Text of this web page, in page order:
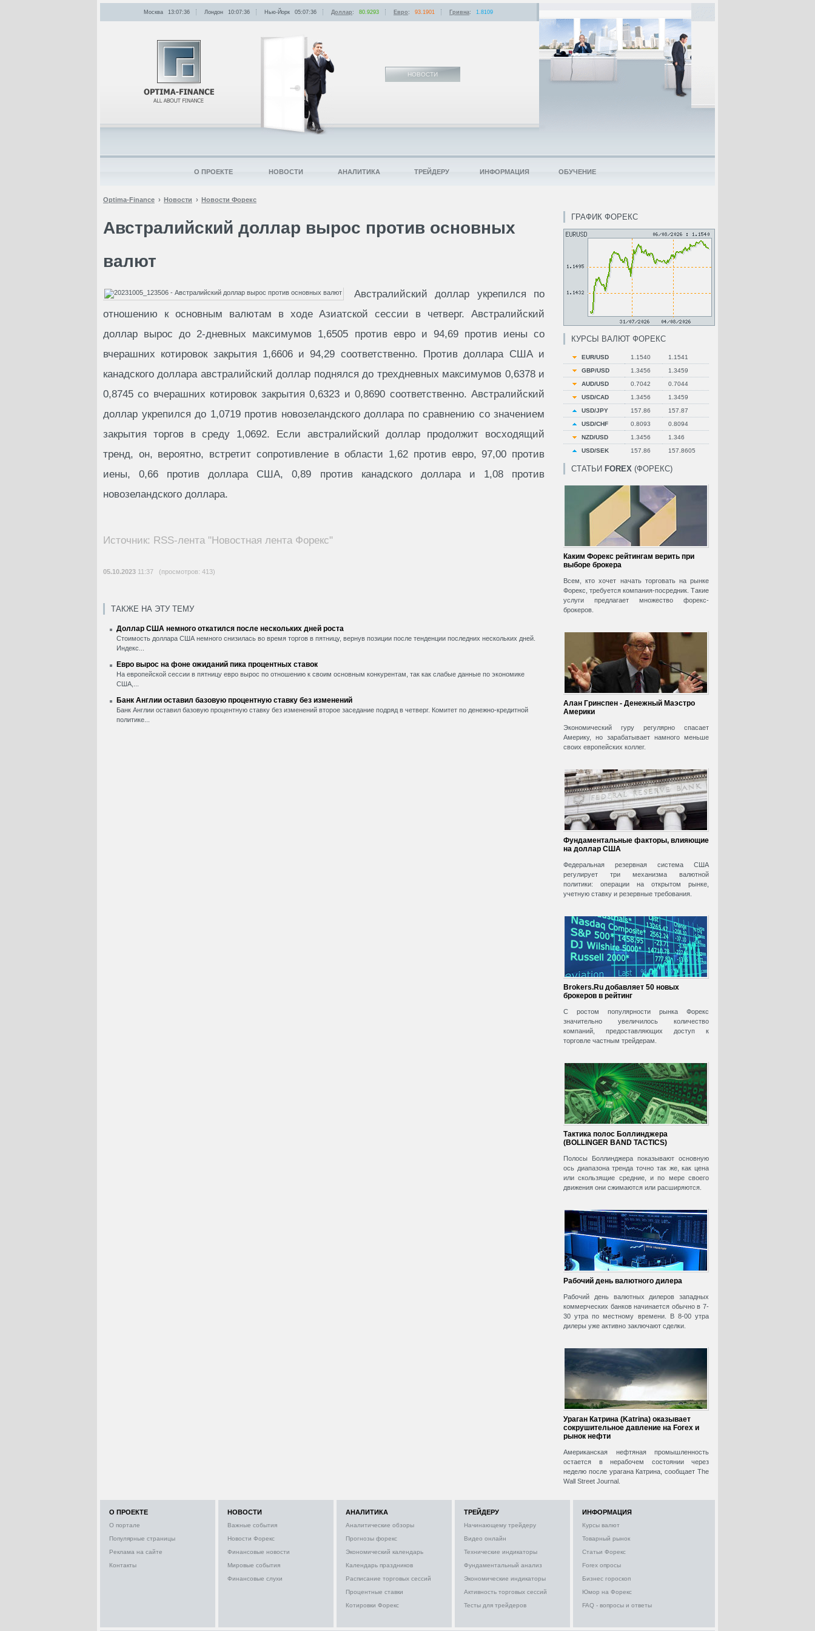
Optima-Finance Новости Новости Форекс
Австралийский доллар вырос против основных
валют
Австралийский доллар укрепился по
отношению к основным валютам в ходе Азиатской сессии в четверг. Австралийский
доллар вырос до 2-дневных максимумов 1,6505 против евро и 94,69 против иены со
вчерашних котировок закрытия 1,6606 и 94,29 соответственно. Против доллара США и
канадского доллара австралийский доллар поднялся до трехдневных максимумов 0,6378 и
0,8745 со вчерашних котировок закрытия 0,6323 и 0,8690 соответственно. Австралийский
доллар укрепился до 1,0719 против новозеландского доллара по сравнению со значением
закрытия торгов в среду 1,0692. Если австралийский доллар продолжит восходящий
тренд, он, вероятно, встретит сопротивление в области 1,62 против евро, 97,00 против
иены, 0,66 против доллара США, 0,89 против канадского доллара и 1,08 против
новозеландского доллара.
Источник: RSS-лента "Новостная лента Форекс"
05.10.2023 11:37 (просмотров: 413)
ТАКЖЕ НА ЭТУ ТЕМУ
Доллар США немного откатился после нескольких дней роста
Стоимость доллара США немного снизилась во время торгов в пятницу, вернув позиции после тенденции последних нескольких дней.
Индекс...
Евро вырос на фоне ожиданий пика процентных ставок
На европейской сессии в пятницу евро вырос по отношению к своим основным конкурентам, так как слабые данные по экономике
США,...
Банк Англии оставил базовую процентную ставку без изменений
Банк Англии оставил базовую процентную ставку без изменений второе заседание подряд в четверг. Комитет по денежно-кредитной
политике...
ГРАФИК ФОРЕКС
КУРСЫ ВАЛЮТ ФОРЕКС
EUR/USD 1.1540
1.1541
GBP/USD
1.3456
1.3459
AUD/USD
0.7042
0.7044
USD/CAD
1.3456
1.3459
USD/JPY
157.86
157.87
USD/CHF
0.8093
0.8094
NZD/USD
1.3456
1.346
USD/SEK
157.86 157.8605
СТАТЬИ FOREX (ФОРЕКС)
Каким Форекс рейтингам верить при
выборе брокера
Всем, кто хочет начать торговать на рынке
Форекс, требуется компания-посредник. Такие
услуги предлагает множество форекс-
брокеров.
Алан Гринспен - Денежный Маэстро
Америки
Экономический гуру регулярно спасает
Америку, но зарабатывает намного меньше
своих европейских коллег.
Фундаментальные факторы, влияющие
на доллар США
Федеральная резервная система США
регулирует три механизма валютной
политики: операции на открытом рынке,
учетную ставку и резервные требования.
Brokers.Ru добавляет 50 новых
брокеров в рейтинг
С ростом популярности рынка Форекс
значительно увеличилось количество
компаний, предоставляющих доступ к
торговле частным трейдерам.
Тактика полос Боллинджера
(BOLLINGER BAND TACTICS)
Полосы Боллинджера показывают основную
ось диапазона тренда точно так же, как цена
или скользящие средние, и по мере своего
движения они сжимаются или расширяются.
Рабочий день валютного дилера
Рабочий день валютных дилеров западных
коммерческих банков начинается обычно в 7-
30 утра по местному времени. В 8-00 утра
дилеры уже активно заключают сделки.
Ураган Катрина (Katrina) оказывает
сокрушительное давление на Forex и
рынок нефти
Американская нефтяная промышленность
остается в нерабочем состоянии через
неделю после урагана Катрина, сообщает The
Wall Street Journal.
НОВОСТИ
Москва 13:07:36 Лондон 10:07:36 Нью-Йорк 05:07:36 Доллар: 80.9293 Евро: 93.1901 Гривна: 1.8109
О ПРОЕКТЕ НОВОСТИ АНАЛИТИКА ТРЕЙДЕРУ ИНФОРМАЦИЯ ОБУЧЕНИЕ
О ПРОЕКТЕ
О портале
Популярные страницы
Реклама на сайте
Контакты
НОВОСТИ
Важные события
Новости Форекс
Финансовые новости
Мировые события
Финансовые слухи
АНАЛИТИКА
Аналитические обзоры
Прогнозы форекс
Экономический календарь
Календарь праздников
Расписание торговых сессий
Процентные ставки
Котировки Форекс
ТРЕЙДЕРУ
Начинающему трейдеру
Видео онлайн
Технические индикаторы
Фундаментальный анализ
Экономические индикаторы
Активность торговых сессий
Тесты для трейдеров
ИНФОРМАЦИЯ
Курсы валют
Товарный рынок
Статьи Форекс
Forex опросы
Бизнес гороскоп
Юмор на Форекс
FAQ - вопросы и ответы